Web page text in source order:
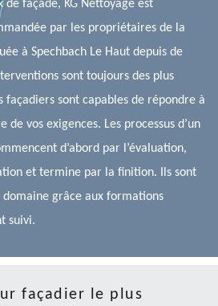
façade, KG Nettoyage est
par les propriétaires de la
à Spechbach Le Haut depuis de
sont toujours des plus
façadiers sont capables de répondre à
vos exigences. Les processus d’un
d’abord par l’évaluation,
et termine par la finition. Ils sont
domaine grâce aux formations
suivi.
façadier le plus